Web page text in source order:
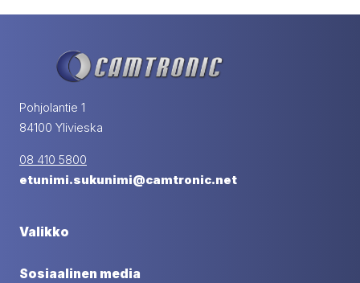
Pohjolantie 1
84100 Ylivieska
08 410 5800
etunimi.sukunimi@camtronic.net
Valikko
Sosiaalinen media